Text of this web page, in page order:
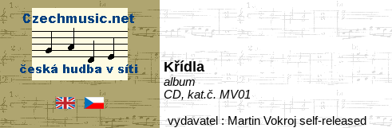
Křídla
album
CD, kat.č. MV01
vydavatel : Martin Vokroj self-released